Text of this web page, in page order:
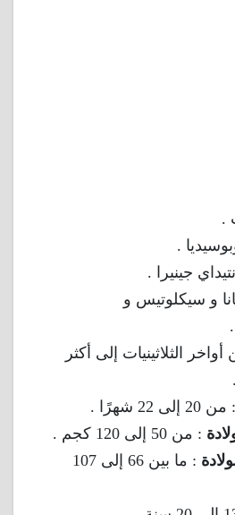
.
.
جينيرا .
و سيكلوتيس و
أواخر الثلاثينيات إلى أكثر
: من 20 إلى 22 شهرًا .
: من 50 إلى 120 كجم .
: ما بين 66 إلى 107